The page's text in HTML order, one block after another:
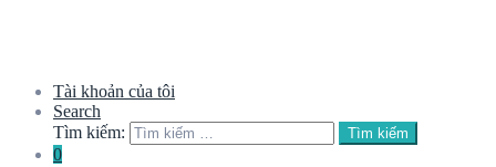
Tài khoản của tôi
Search
Tìm kiếm:
Tìm kiếm
0